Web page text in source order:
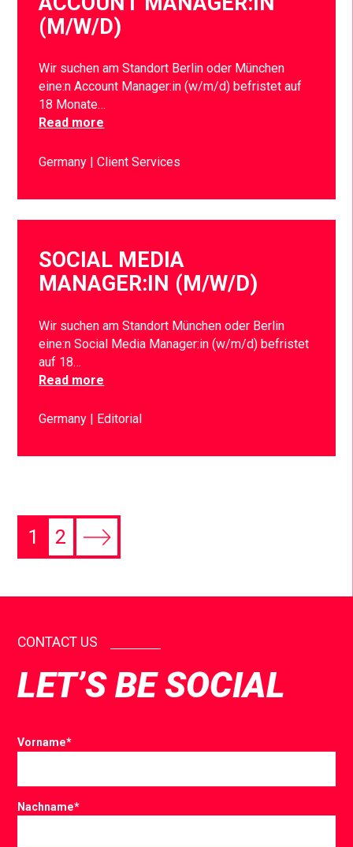
(M/W/D)
Wir suchen am Standort Berlin oder München
eine:n Account Manager:in (w/m/d) befristet auf
18 Monate…
Read more
Germany Client Services
SOCIAL MEDIA
MANAGER:IN (M/W/D)
Wir suchen am Standort München oder Berlin
eine:n Social Media Manager:in (w/m/d) befristet
auf 18…
Read more
Germany Editorial
1 2
CONTACT US
LET’S BE SOCIAL
Vorname*
Nachname*